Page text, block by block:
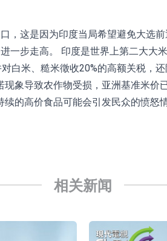
于国产CPU与GPU构建
认证
九福来(08611.HK)跌21.01%
，这是因为印度当局希望避免大选
一步走高。 印度是世界上第二大大
白米、糙米徵收20%的高额关税，
象导致农作物受损，亚洲基准米
的高价食品可能会引发民众的愤怒情
相关新闻